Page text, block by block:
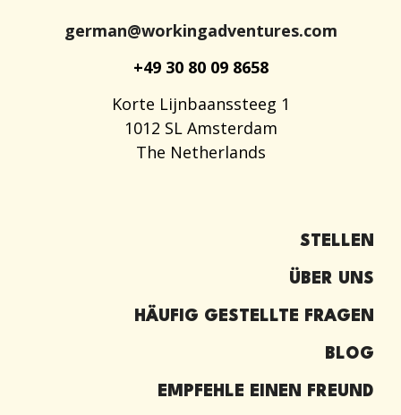
german@workingadventures.com
+49 30 80 09 8658
Korte Lijnbaanssteeg 1
1012 SL Amsterdam
The Netherlands
STELLEN
ÜBER UNS
HÄUFIG GESTELLTE FRAGEN
BLOG
EMPFEHLE EINEN FREUND